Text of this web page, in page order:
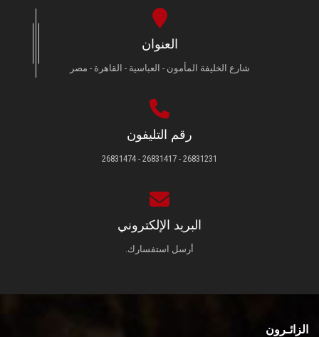
العنوان
شارع الخليفة المأمون - العباسية - القاهرة - مصر
رقم التليفون
26831231 - 26831417 - 26831474
البريد الإلكتروني
أرسل استفسارك.
الزائـرون